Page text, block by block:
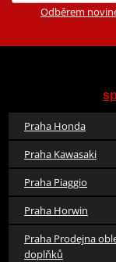
Odběrem
Praha Honda
Praha Kawasaki
Praha Piaggio
Praha Horwin
Praha Prodejna
doplňků